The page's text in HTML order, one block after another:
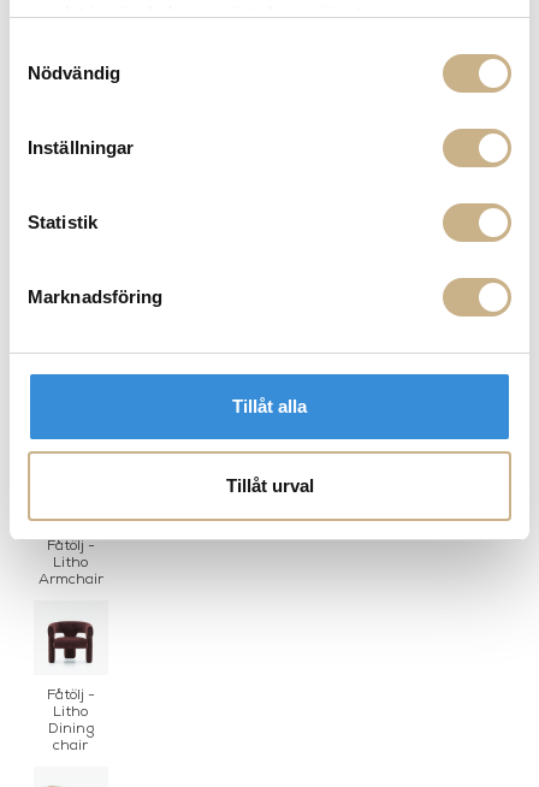
samlat in när du har använt deras tjänster.
Nödvändig
Inställningar
Statistik
Marknadsföring
Tillåt alla
Tillåt urval
MER FRÅN PIERRE FREY
Puff - Litho
Fåtölj -
Litho
Armchair
Fåtölj -
Litho
Dining
chair